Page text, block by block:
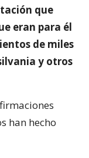
que
eran para él
de miles
y otros
han hecho